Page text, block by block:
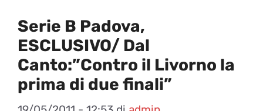
Serie B Padova,
ESCLUSIVO/ Dal
Canto:”Contro il Livorno la
prima di due finali”